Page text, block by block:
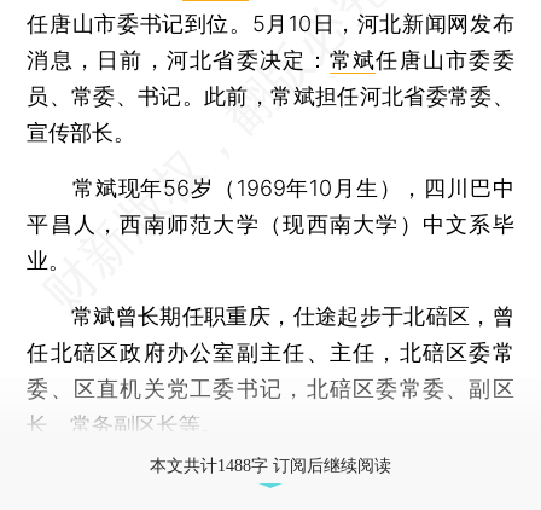
任唐山市委书记到位。5月10日，河北新闻网发布
消息，日前，河北省委决定： 常斌任唐山市委委
员、常委、书记。此前，常斌担任河北省委常委、
宣传部长。
常斌现年56岁（1969年10月生），四川巴中
平昌人，西南师范大学（现西南大学）中文系毕
业。
常斌曾长期任职重庆，仕途起步于北碚区，曾
任北碚区政府办公室副主任、主任，北碚区委常
委、区直机关党工委书记，北碚区委常委、副区
长、常务副区长等。
本文共计1488字 订阅后继续阅读